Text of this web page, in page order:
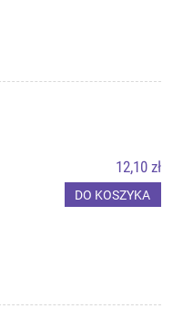
12,10 zł
DO KOSZYKA